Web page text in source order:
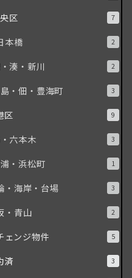
区 7
本橋 2
湊・新川 2
・佃・豊海町 3
区 9
六本木 3
・浜松町 1
・海岸・台場 3
・青山 2
ェンジ物件 5
済 3